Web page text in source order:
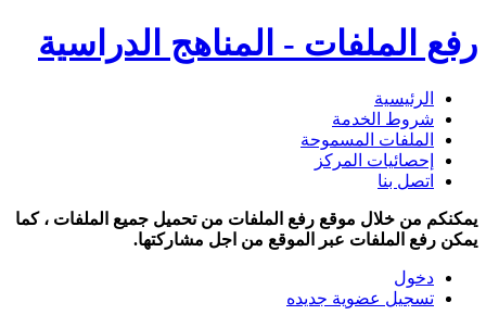
رفع الملفات - المناهج الدراسية
الرئيسية
شروط الخدمة
الملفات المسموحة
إحصائيات المركز
اتصل بنا
يمكنكم من خلال موقع رفع الملفات من تحميل جميع الملفات ، كما
يمكن رفع الملفات عبر الموقع من اجل مشاركتها.
دخول
تسجيل عضوية جديده